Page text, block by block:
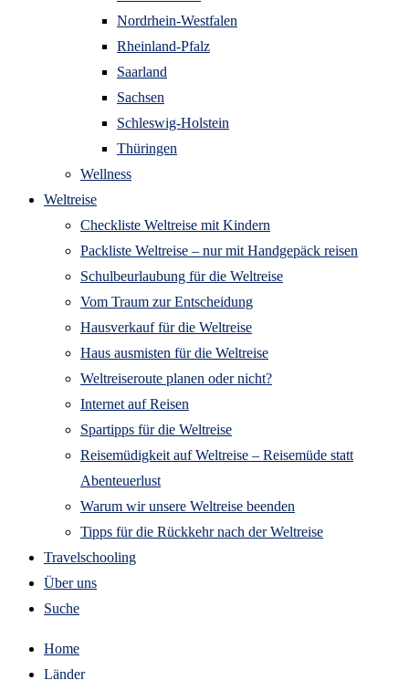
Nordrhein-Westfalen
Rheinland-Pfalz
Saarland
Sachsen
Schleswig-Holstein
Thüringen
Wellness
Weltreise
Checkliste Weltreise mit Kindern
Packliste Weltreise – nur mit Handgepäck reisen
Schulbeurlaubung für die Weltreise
Vom Traum zur Entscheidung
Hausverkauf für die Weltreise
Haus ausmisten für die Weltreise
Weltreiseroute planen oder nicht?
Internet auf Reisen
Spartipps für die Weltreise
Reisemüdigkeit auf Weltreise – Reisemüde statt
Abenteuerlust
Warum wir unsere Weltreise beenden
Tipps für die Rückkehr nach der Weltreise
Travelschooling
Über uns
Suche
Home
Länder